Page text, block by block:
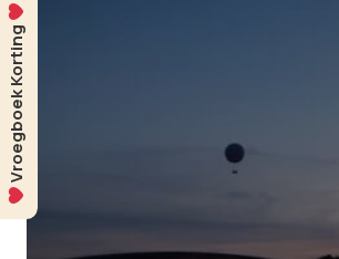
Vroegboek Korting